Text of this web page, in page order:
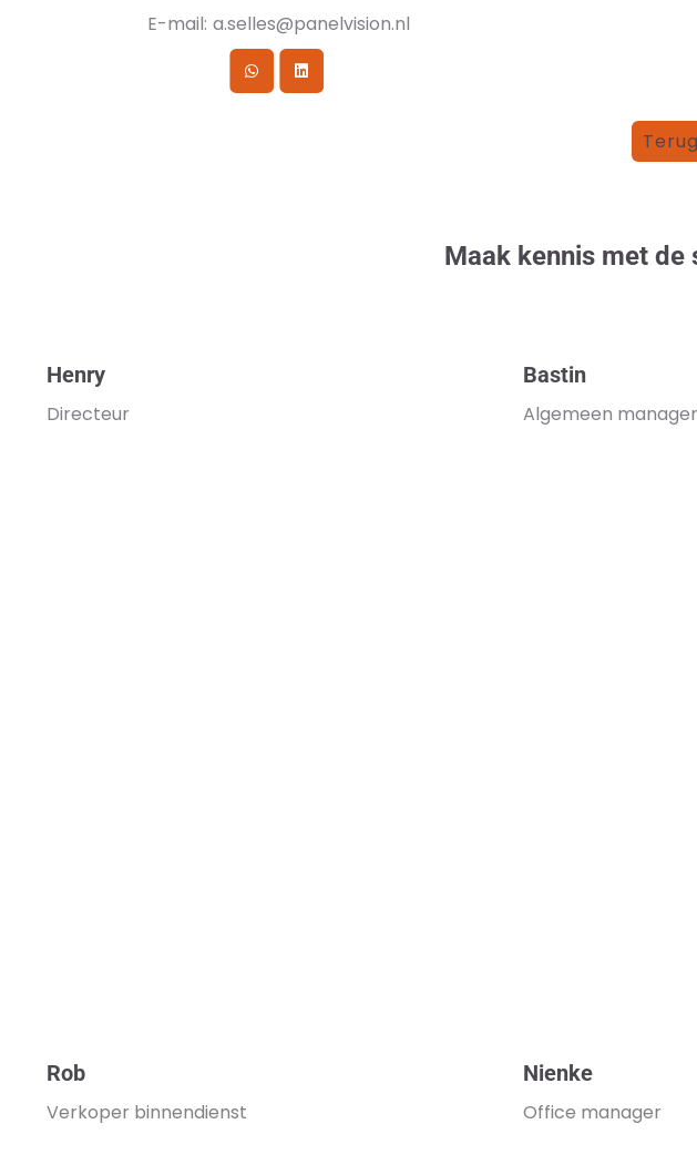
E-mail: a.selles@panelvision.nl
Maak kennis met de
Henry
Directeur
Bastin
Algemeen manager
Rob
Verkoper binnendienst
Nienke
Office manager